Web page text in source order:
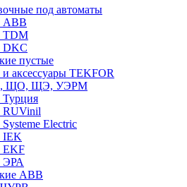
под автоматы
ABB
TDM
DKC
пустые
аксессуары TEKFOR
ЩО, ЩЭ, УЭРМ
Турция
RUVinil
Electric
IEK
EKF
ЭРА
ABB